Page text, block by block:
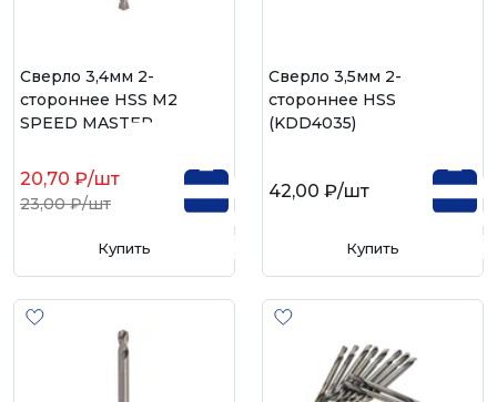
Сверло 3,4мм 2-
стороннее HSS М2
SPEED MASTER
20,70 ₽/шт
23,00 ₽/шт
Купить
Сверло 3,5мм 2-
стороннее HSS
(KDD4035)
42,00 ₽/шт
Купить